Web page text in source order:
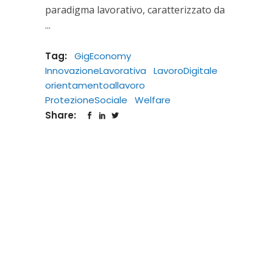
paradigma lavorativo, caratterizzato da
Tag:
GigEconomy
InnovazioneLavorativa
LavoroDigitale
orientamentoallavoro
ProtezioneSociale
Welfare
Share: